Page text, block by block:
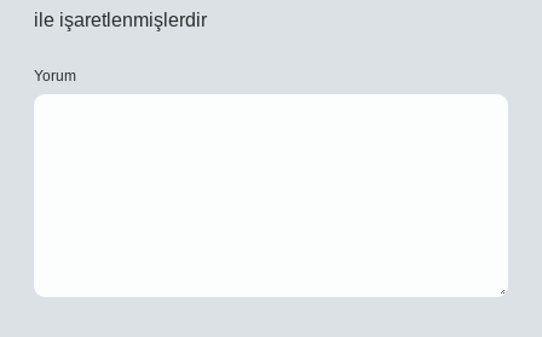
ile işaretlenmişlerdir
Yorum